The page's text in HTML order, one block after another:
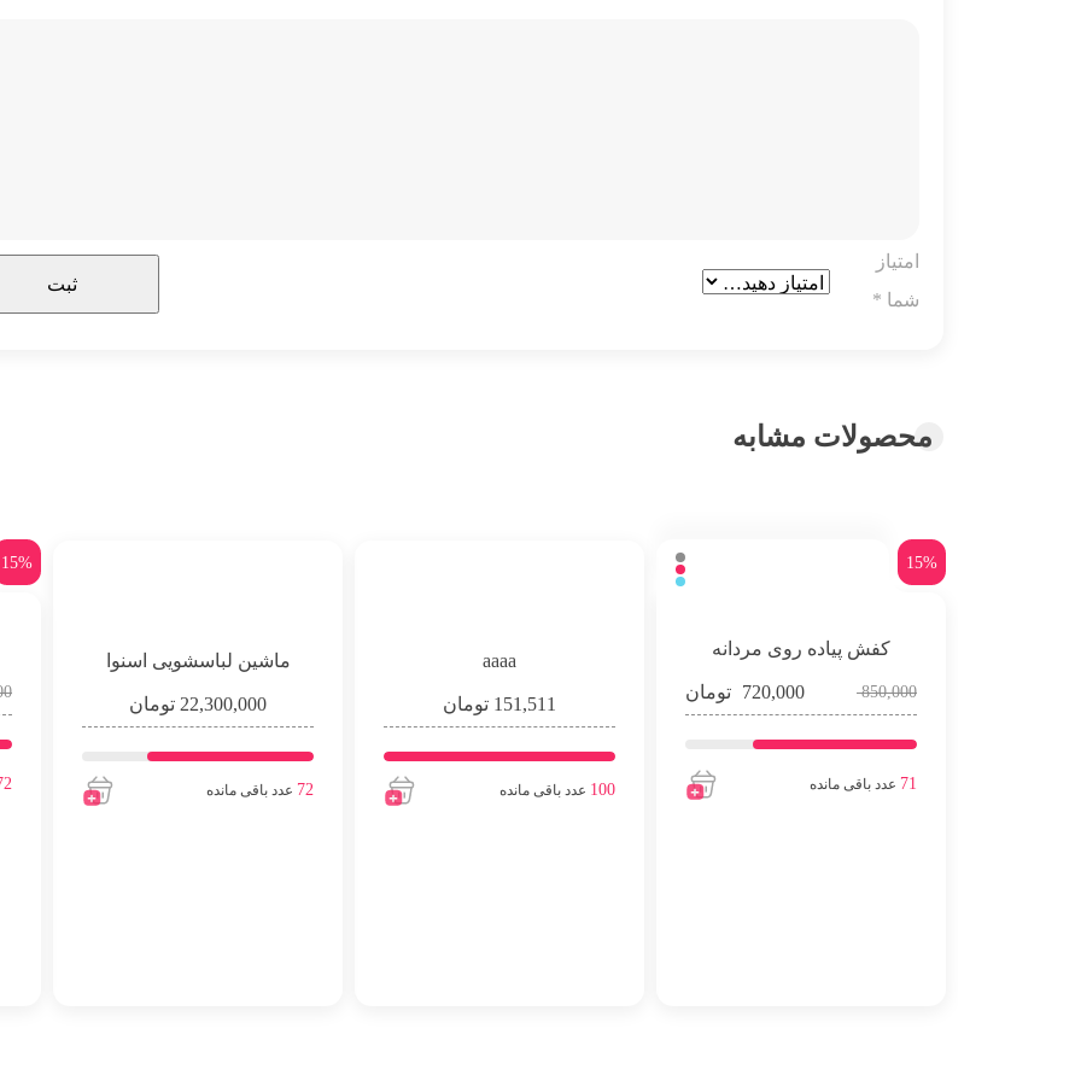
امتیاز
شما *
محصولات مشابه
15%
کفش پیاده روی مردانه
850,000
720,000 تومان
71 عدد باقی مانده
aaaa
151,511 تومان
100 عدد باقی مانده
ماشین لباسشویی اسنوا
22,300,000 تومان
72 عدد باقی مانده
15%